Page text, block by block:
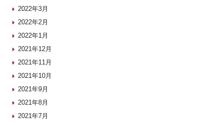
2022年3月
2022年2月
2022年1月
2021年12月
2021年11月
2021年10月
2021年9月
2021年8月
2021年7月